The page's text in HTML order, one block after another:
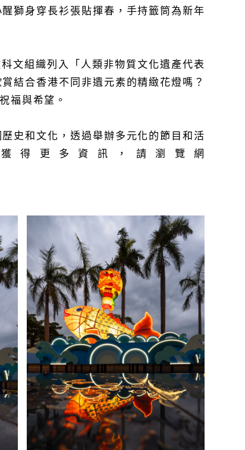
獅身穿長衫張貼揮春，手持籤筒為新年
文組織列入「人類非物質文化遺產代表
結合香港不同非遺元素的精緻花燈嗎？
福與希望。
史和文化，透過舉辦多元化的節目和活
得更多資訊，請瀏覽網